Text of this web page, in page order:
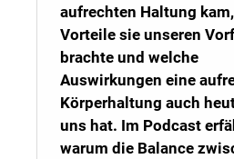
aufrechten Haltung
Vorteile sie unseren
brachte und welche
Auswirkungen eine
Körperhaltung auch
uns hat. Im Podcast
warum die Balance